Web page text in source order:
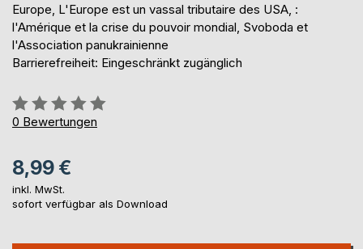
Europe, L'Europe est un vassal tributaire des USA, :
l'Amérique et la crise du pouvoir mondial, Svoboda et
l'Association panukrainienne
Barrierefreiheit: Eingeschränkt zugänglich
Bewertung::
0%
0 Bewertungen
8,99 €
inkl. MwSt.
sofort verfügbar als Download